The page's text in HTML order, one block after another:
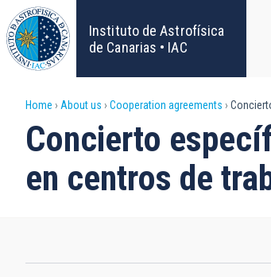
Skip
to
main
content
Instituto de Astrofísica
de Canarias • IAC
Breadcrumb
Home About us Cooperation agreements
Concierto
en centros de